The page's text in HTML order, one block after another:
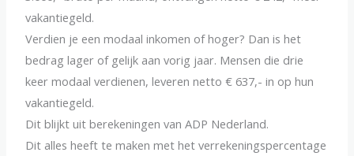
vakantiegeld.
Verdien je een modaal inkomen of hoger? Dan is het
bedrag lager of gelijk aan vorig jaar. Mensen die drie
keer modaal verdienen, leveren netto € 637,- in op hun
vakantiegeld.
Dit blijkt uit berekeningen van ADP Nederland.
Dit alles heeft te maken met het verrekeningspercentage